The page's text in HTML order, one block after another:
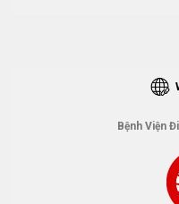
Bệnh Viện